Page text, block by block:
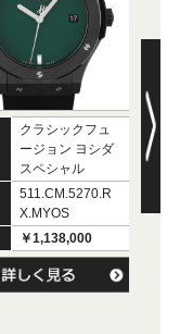
クラシックフュ
ージョン ヨシダ
スペシャル
511.CM.5270.R
X.MYOS
￥1,138,000